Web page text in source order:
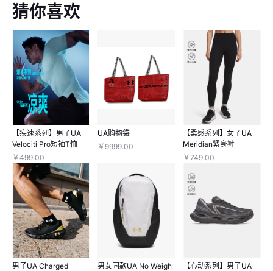
猜你喜欢
【疾速系列】男子UA
Velociti Pro短袖T恤
￥499.00
UA购物袋
￥9999.00
【柔感系列】女子UA
Meridian紧身裤
￥749.00
男子UA Charged
男女同款UA No Weigh
【心动系列】男子UA